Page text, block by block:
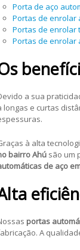
Porta de aço
Portas de enrolar
Portas de enrolar
Portas de enrolar
a sua
longas e curtas
à alta
bairro Ahú são um
de aço
portas
A